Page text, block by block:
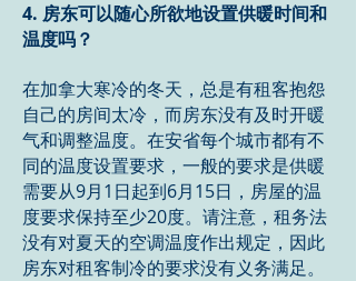
4. 房东可以随心所欲地设置供暖时间和
温度吗？
在加拿大寒冷的冬天，总是有租客抱怨
自己的房间太冷，而房东没有及时开暖
气和调整温度。在安省每个城市都有不
同的温度设置要求，一般的要求是供暖
需要从9月1日起到6月15日，房屋的温
度要求保持至少20度。请注意，租务法
没有对夏天的空调温度作出规定，因此
房东对租客制冷的要求没有义务满足。